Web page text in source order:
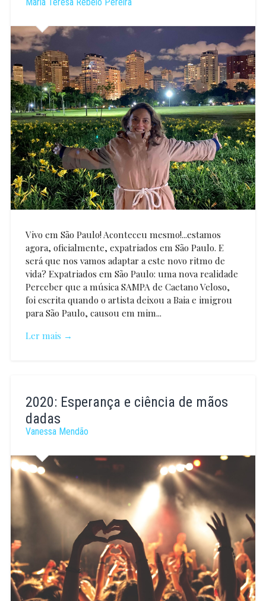
Vivo em São Paulo! Aconteceu mesmo!...estamos
agora, oficialmente, expatriados em São Paulo. E
será que nos vamos adaptar a este novo ritmo de
vida? Expatriados em São Paulo: uma nova realidade
Perceber que a música SAMPA de Caetano Veloso,
foi escrita quando o artista deixou a Baia e imigrou
para São Paulo, causou em mim...
Ler mais →
Teresa
Rebelo
Pereira
2020: Esperança e ciência de mãos
dadas
Vanessa Mendão